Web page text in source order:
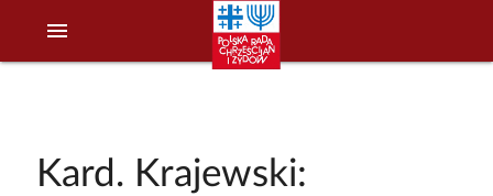
menu
Kard. Krajewski: